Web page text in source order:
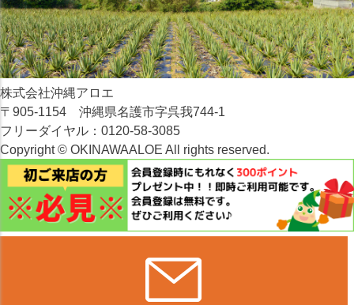
株式会社沖縄アロエ
〒905-1154 沖縄県名護市字呉我744-1
フリーダイヤル：0120-58-3085
Copyright © OKINAWAALOE All rights reserved.